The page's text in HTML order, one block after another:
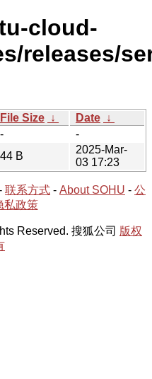
cloud-
releases/
File Size ↓ Date ↓
-
-
44 B
2025-Mar-
03 17:23
联系方式 - About SOHU - 公
私政策
Reserved. 搜狐公司 版权